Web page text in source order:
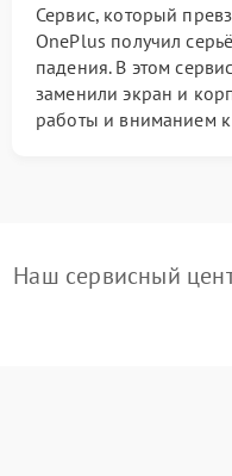
Сервис, который
OnePlus получил
падения. В этом
заменили экран и
работы и вниманием к
Наш сервисный